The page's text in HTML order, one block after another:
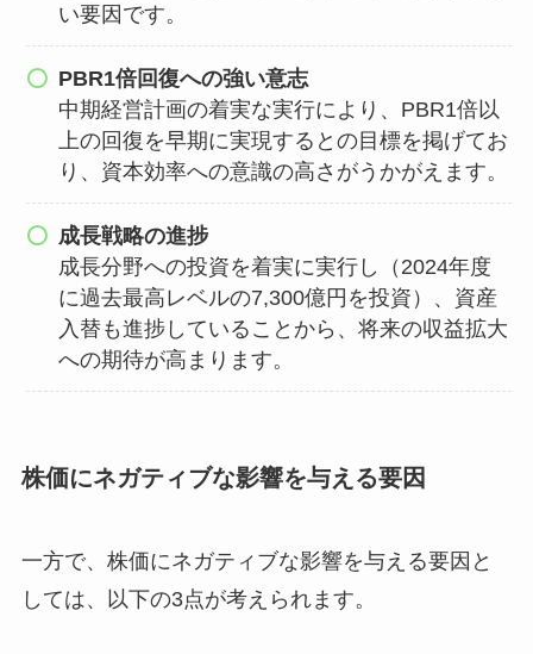
い要因です。
PBR1倍回復への強い意志
中期経営計画の着実な実行により、PBR1倍以
上の回復を早期に実現するとの目標を掲げてお
り、資本効率への意識の高さがうかがえます。
成長戦略の進捗
成長分野への投資を着実に実行し（2024年度
に過去最高レベルの7,300億円を投資）、資産
入替も進捗していることから、将来の収益拡大
への期待が高まります。
株価にネガティブな影響を与える要因
一方で、株価にネガティブな影響を与える要因と
しては、以下の3点が考えられます。